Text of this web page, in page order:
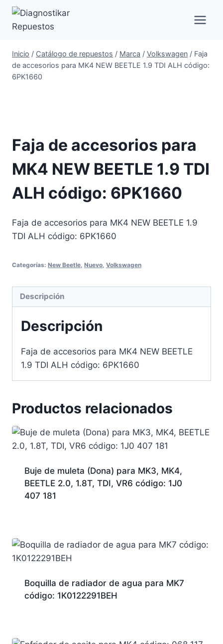
Saltar
contenido
Inicio / Catálogo de repuestos / Marca / Volkswagen / Faja
de accesorios para MK4 NEW BEETLE 1.9 TDI ALH código:
6PK1660
Faja de accesorios para
MK4 NEW BEETLE 1.9 TDI
ALH código: 6PK1660
Faja de accesorios para MK4 NEW BEETLE 1.9
TDI ALH código: 6PK1660
Categorías: New Beetle Nuevo Volkswagen
Descripción
Descripción
Faja de accesorios para MK4 NEW BEETLE
1.9 TDI ALH código: 6PK1660
Productos relacionados
Buje de muleta (Dona) para MK3, MK4,
BEETLE 2.0, 1.8T, TDI, VR6 código: 1J0
407 181
Boquilla de radiador de agua para MK7
código: 1K0122291BEH